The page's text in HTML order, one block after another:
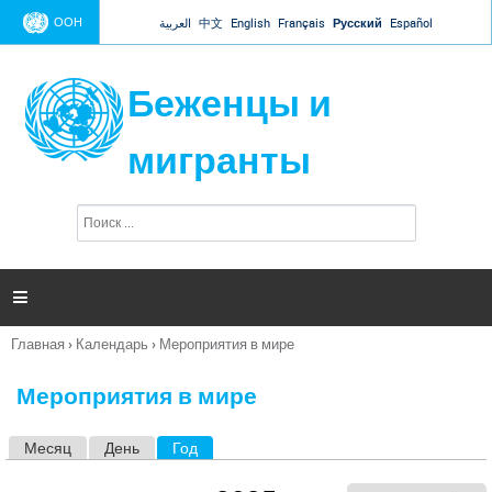
Jump to navigation
ООН العربية 中文 English Français Русский Español
Беженцы и
мигранты
п
и

Вы
Главная › Календарь › Мероприятия в мире
Мероприятия в мире
Месяц День Год